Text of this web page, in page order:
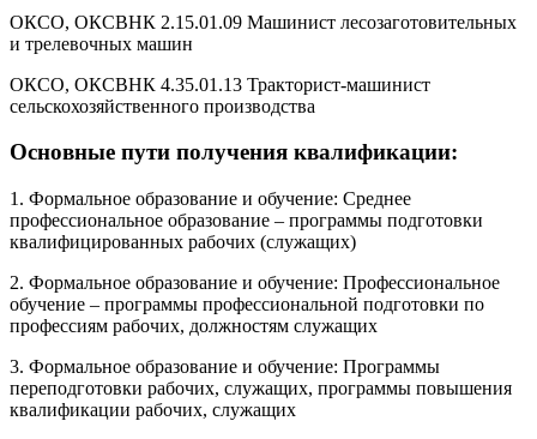
ОКСО, ОКСВНК 2.15.01.09 Машинист лесозаготовительных
и трелевочных машин
ОКСО, ОКСВНК 4.35.01.13 Тракторист-машинист
сельскохозяйственного производства
Основные пути получения квалификации:
1. Формальное образование и обучение: Среднее
профессиональное образование – программы подготовки
квалифицированных рабочих (служащих)
2. Формальное образование и обучение: Профессиональное
обучение – программы профессиональной подготовки по
профессиям рабочих, должностям служащих
3. Формальное образование и обучение: Программы
переподготовки рабочих, служащих, программы повышения
квалификации рабочих, служащих